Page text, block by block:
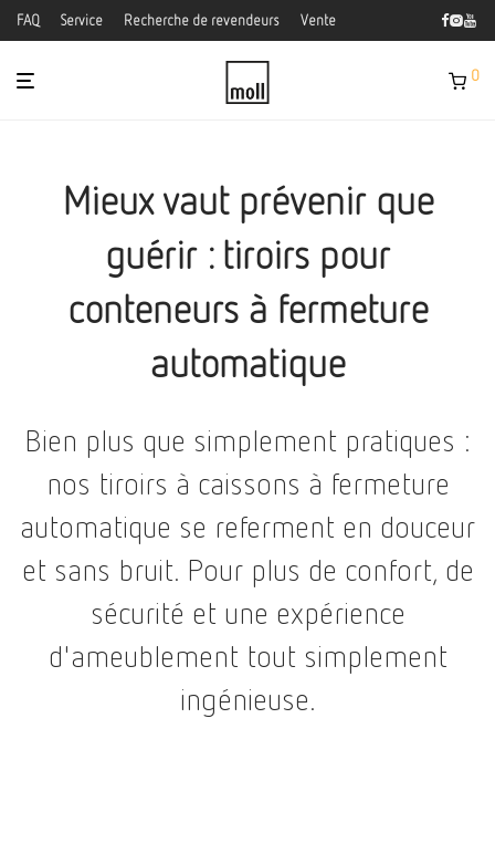
FAQ Service Recherche de revendeurs Vente
0
Mieux vaut prévenir que
guérir : tiroirs pour
conteneurs à fermeture
automatique
Bien plus que simplement pratiques :
nos tiroirs à caissons à fermeture
automatique se referment en douceur
et sans bruit. Pour plus de confort, de
sécurité et une expérience
d'ameublement tout simplement
ingénieuse.